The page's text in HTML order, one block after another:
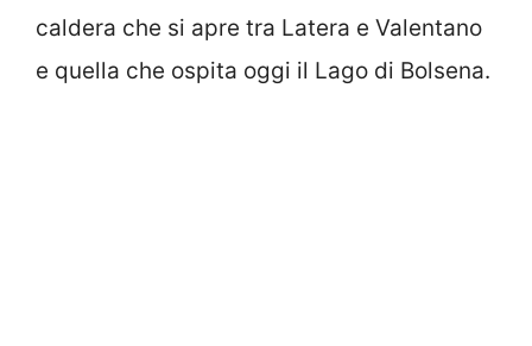
caldera che si apre tra Latera e Valentano
e quella che ospita oggi il Lago di Bolsena.